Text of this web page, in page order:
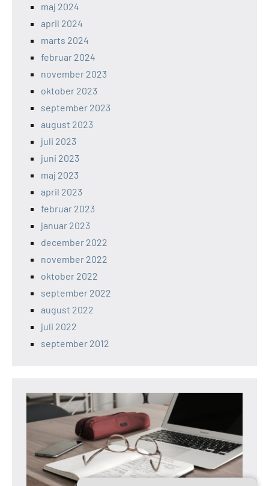
maj 2024
april 2024
marts 2024
februar 2024
november 2023
oktober 2023
september 2023
august 2023
juli 2023
juni 2023
maj 2023
april 2023
februar 2023
januar 2023
december 2022
november 2022
oktober 2022
september 2022
august 2022
juli 2022
september 2012